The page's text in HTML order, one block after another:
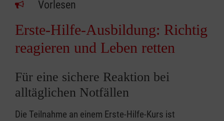
Vorlesen
Erste-Hilfe-Ausbildung: Richtig
reagieren und Leben retten
Für eine sichere Reaktion bei
alltäglichen Notfällen
Die Teilnahme an einem Erste-Hilfe-Kurs ist